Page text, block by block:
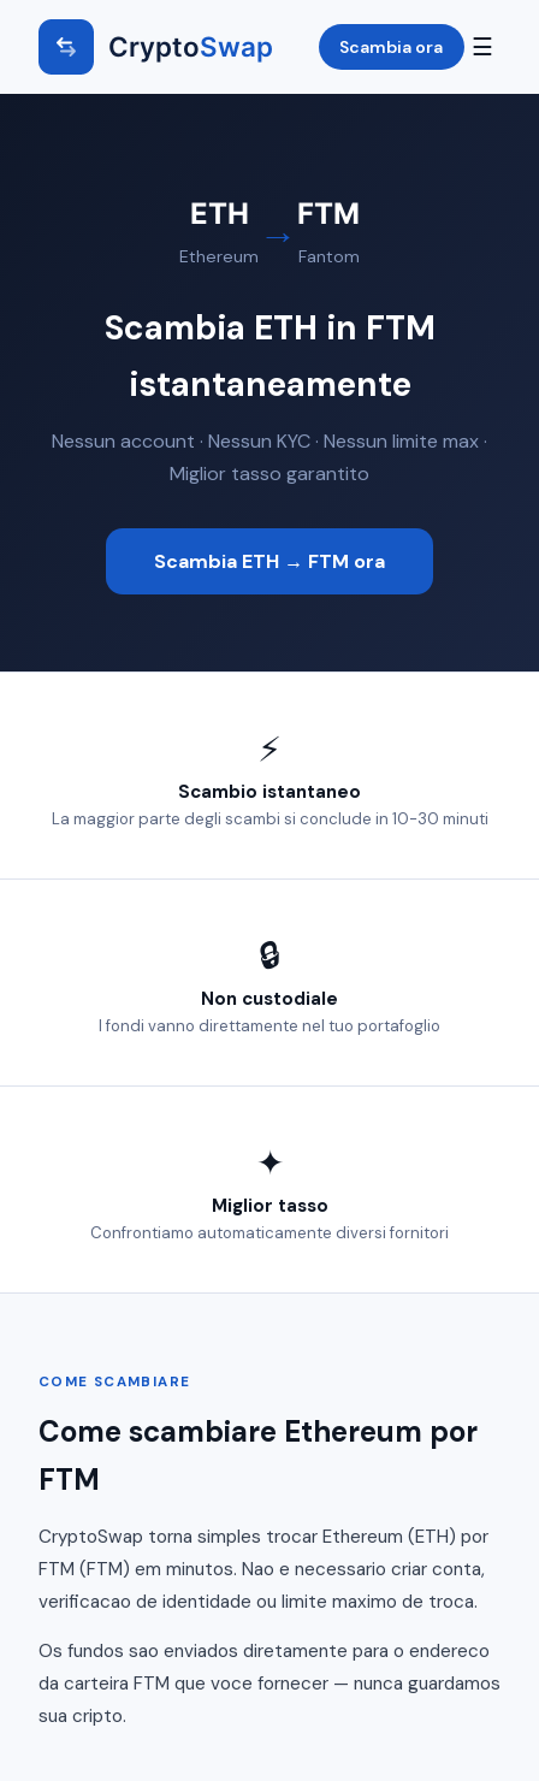
CryptoSwap Scambia ora ☰
ETH
Ethereum
→ FTM
Fantom
Scambia ETH in FTM
istantaneamente
Nessun account · Nessun KYC · Nessun limite max ·
Miglior tasso garantito
Scambia ETH → FTM ora
⚡
Scambio istantaneo
La maggior parte degli scambi si conclude in 10-30 minuti
🔒
Non custodiale
I fondi vanno direttamente nel tuo portafoglio
✦
Miglior tasso
Confrontiamo automaticamente diversi fornitori
COME SCAMBIARE
Come scambiare Ethereum por
FTM
CryptoSwap torna simples trocar Ethereum (ETH) por
FTM (FTM) em minutos. Nao e necessario criar conta,
verificacao de identidade ou limite maximo de troca.
Os fundos sao enviados diretamente para o endereco
da carteira FTM que voce fornecer — nunca guardamos
sua cripto.